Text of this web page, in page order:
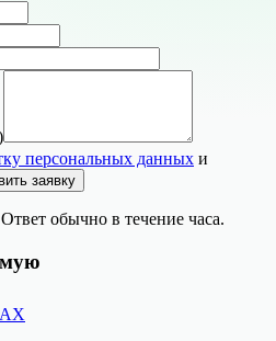
персональных данных и
заявку
обычно в течение часа.